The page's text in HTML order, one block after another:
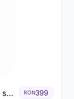
si
RON399